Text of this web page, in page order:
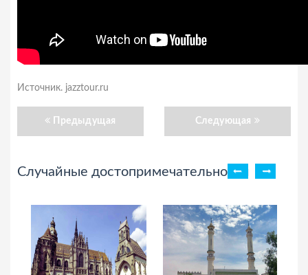
Источник. jazztour.ru
Предыдущая Следующая
Случайные достопримечательности